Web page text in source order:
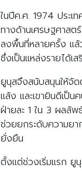
ในปีค.ศ. 1974 ประ
ทางด้านเศรษฐศาสต
ลงพื้นที่หลายครั้ง แล้
ซึ่งเป็นแหล่งรายได้เ
ยูนุสจึงสนับสนุนให้จัด
แล้ง และเขายินดีเป็
ฝ่ายละ 1 ใน 3 ผลลัพ
ช่วยยกระดับความย
ยั่งยืน
ตั้งแต่ช่วงเริ่มแรก ยู